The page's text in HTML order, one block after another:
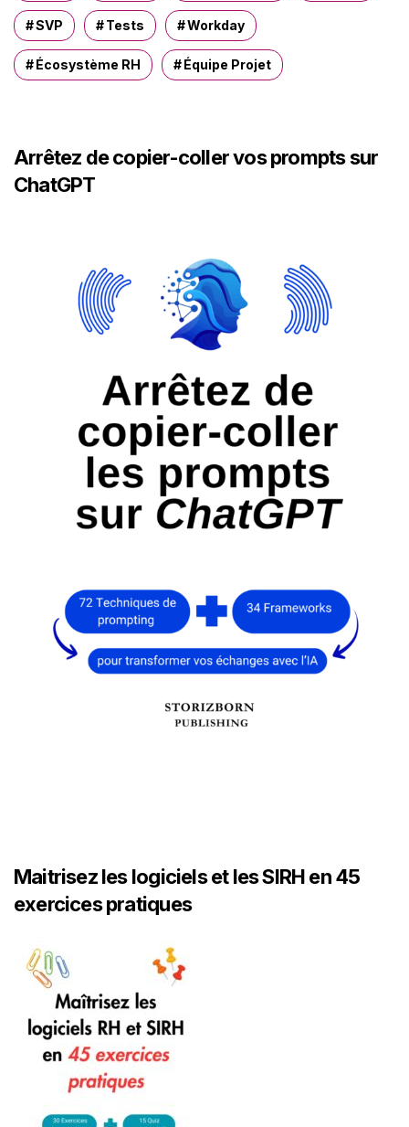
SVP Tests Workday
Écosystème RH Équipe Projet
Arrêtez de copier-coller vos prompts sur
ChatGPT
Maitrisez les logiciels et les SIRH en 45
exercices pratiques